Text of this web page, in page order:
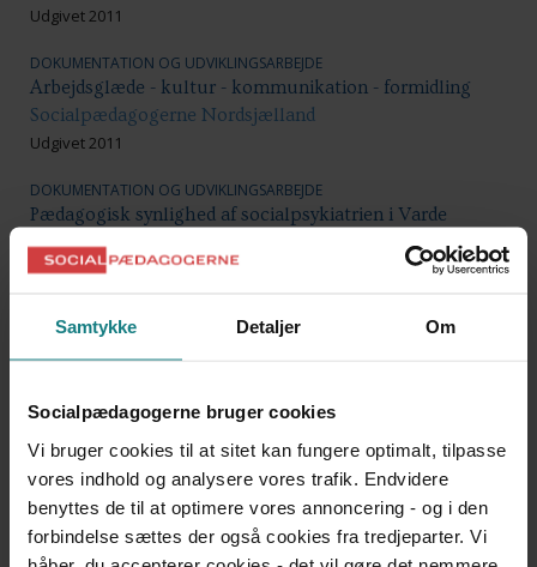
Samtykke Detaljer Om
Socialpædagogerne bruger cookies
Vi bruger cookies til at sitet kan fungere optimalt, tilpasse
vores indhold og analysere vores trafik. Endvidere
benyttes de til at optimere vores annoncering - og i den
forbindelse sættes der også cookies fra tredjeparter. Vi
Udgivet 2011
DOKUMENTATION OG UDVIKLINGSARBEJDE
Arbejdsglæde - kultur - kommunikation - formidling
Socialpædagogerne Nordsjælland
Udgivet 2011
DOKUMENTATION OG UDVIKLINGSARBEJDE
Pædagogisk synlighed af socialpsykiatrien i Varde
Kommune
Jeanette Jensen
DOKUMENTATION OG UDVIKLINGSARBEJDE
Personligt lederskab
Udgivet 2011
DOKUMENTATION OG UDVIKLINGSARBEJDE
Pædagogens rolle og kernefaglighed i en tværfaglig
organisation
Dansk Røde Kors Bo- og Dagcenter